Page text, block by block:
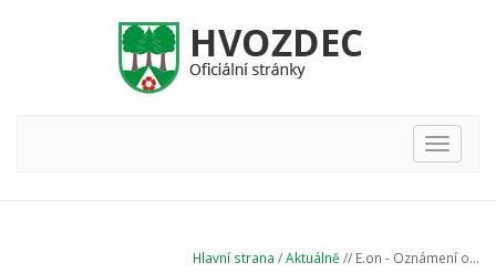
Hlavní
nabídka
Hlavní strana /Aktuálně // E.on - Oznámení o...